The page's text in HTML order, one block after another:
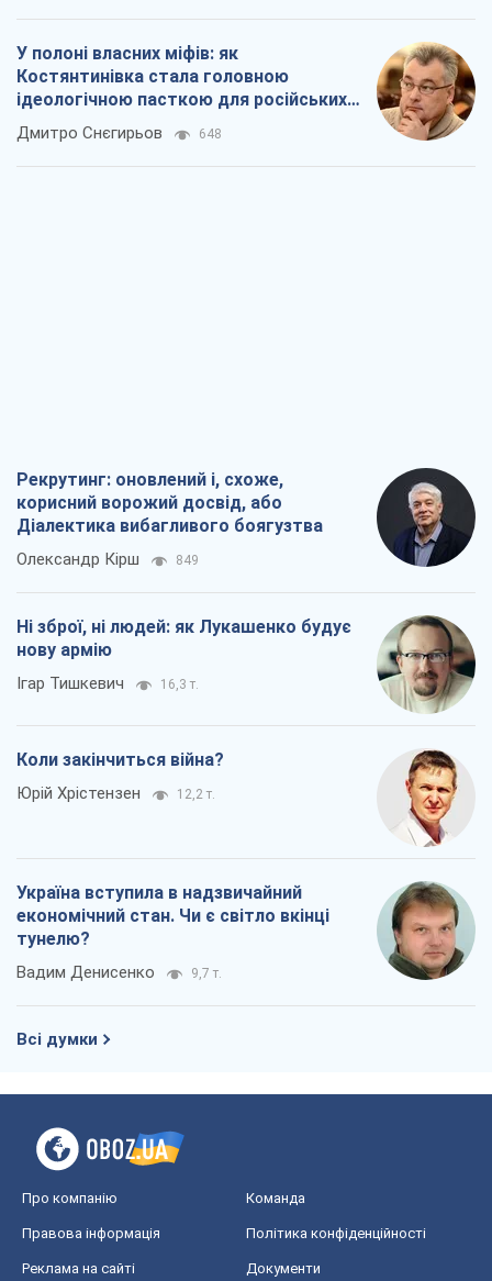
У полоні власних міфів: як
Костянтинівка стала головною
ідеологічною пасткою для російських
окупантів
Дмитро Снєгирьов 648
Рекрутинг: оновлений і, схоже,
корисний ворожий досвід, або
Діалектика вибагливого боягузтва
Олександр Кірш 849
Ні зброї, ні людей: як Лукашенко будує
нову армію
Ігар Тишкевич 16,3 т.
Коли закінчиться війна?
Юрій Хрістензен 12,2 т.
Україна вступила в надзвичайний
економічний стан. Чи є світло вкінці
тунелю?
Вадим Денисенко 9,7 т.
Всі думки
Про компанію Команда
Правова інформація Політика конфіденційності
Реклама на сайті Документи